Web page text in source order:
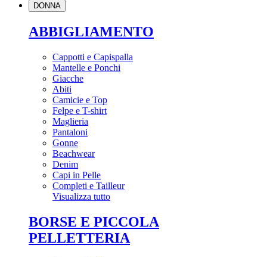
DONNA
ABBIGLIAMENTO
Cappotti e Capispalla
Mantelle e Ponchi
Giacche
Abiti
Camicie e Top
Felpe e T-shirt
Maglieria
Pantaloni
Gonne
Beachwear
Denim
Capi in Pelle
Completi e Tailleur
Visualizza tutto
BORSE E PICCOLA
PELLETTERIA